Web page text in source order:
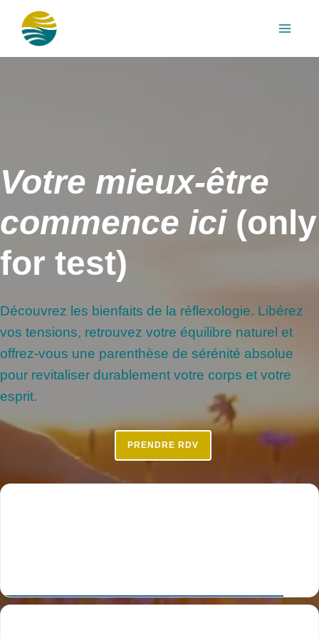
Votre mieux-être
commence ici(only
for test)
Découvrez les bienfaits de la réflexologie. Libérez
vos tensions, retrouvez votre équilibre naturel et
offrez-vous une parenthèse de sérénité absolue
pour revitaliser durablement votre corps et votre
esprit.
PRENDRE RDV